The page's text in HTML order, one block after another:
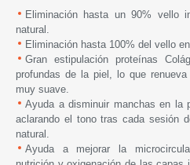
Eliminación hasta un 90% vello
natural.
Eliminación hasta 100% del vello
Gran estipulación proteínas
profundas de la piel, lo que
muy suave.
Ayuda a disminuir manchas en la
aclarando el tono tras cada sesión
natural.
Ayuda a mejorar la